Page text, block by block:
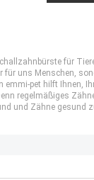
für
uns Menschen,
emmi-pet hilft Ihnen,
regelmäßiges
und Zähne gesund